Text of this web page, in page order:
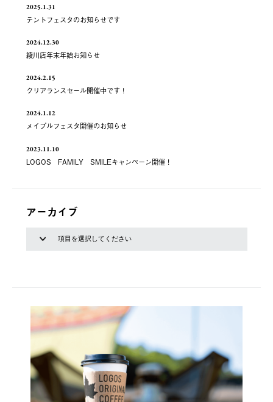
2025.1.31
テントフェスタのお知らせです
2024.12.30
綾川店年末年始お知らせ
2024.2.15
クリアランスセール開催中です！
2024.1.12
メイプルフェスタ開催のお知らせ
2023.11.10
LOGOS FAMILY SMILEキャンペーン開催！
アーカイブ